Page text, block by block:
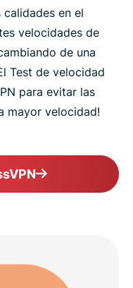
en el
velocidades de
de una
Test de velocidad
para evitar las
mayor velocidad!